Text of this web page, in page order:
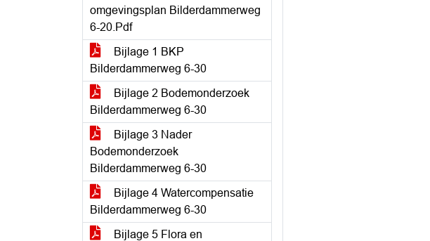
omgevingsplan Bilderdammerweg
6-20.Pdf
Bijlage 1 BKP
Bilderdammerweg 6-30
Bijlage 2 Bodemonderzoek
Bilderdammerweg 6-30
Bijlage 3 Nader
Bodemonderzoek
Bilderdammerweg 6-30
Bijlage 4 Watercompensatie
Bilderdammerweg 6-30
Bijlage 5 Flora en